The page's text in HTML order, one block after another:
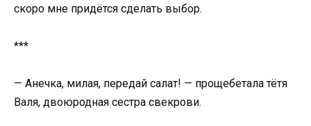
скоро мне придётся сделать выбор.
***
— Анечка, милая, передай салат! — прощебетала тётя
Валя, двоюродная сестра свекрови.